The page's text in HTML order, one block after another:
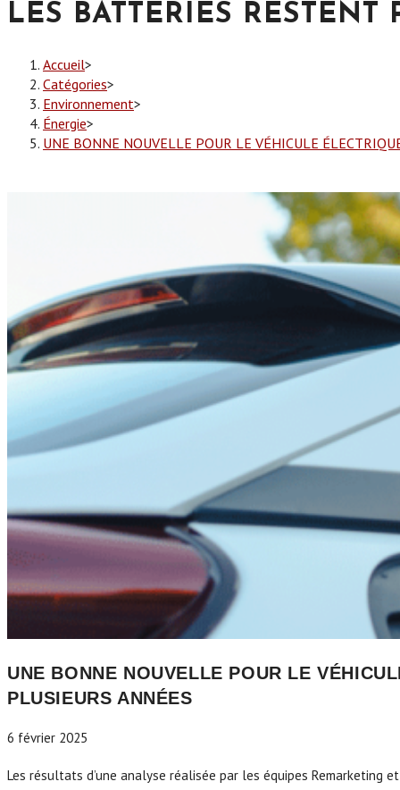
LES BATTERIES
Accueil>
Catégories>
Environnement>
Énergie>
UNE BONNE NOUVELLE POUR LE VÉHICULE
UNE BONNE NOUVELLE POUR LE
PLUSIEURS ANNÉES
6 février 2025
Les résultats d’une analyse réalisée par les équipes Remarketing